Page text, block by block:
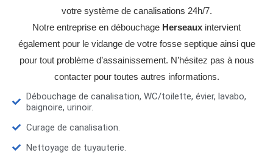
votre système de canalisations 24h/7.
Notre entreprise en débouchage Herseaux intervient
également pour le vidange de votre fosse septique ainsi que
pour tout problème d’assainissement. N’hésitez pas à nous
contacter pour toutes autres informations.
Débouchage de canalisation, WC/toilette, évier, lavabo,
baignoire, urinoir.
Curage de canalisation.
Nettoyage de tuyauterie.